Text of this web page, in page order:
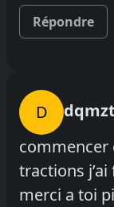
Répondre
D
commencer
tractions
merci a toi